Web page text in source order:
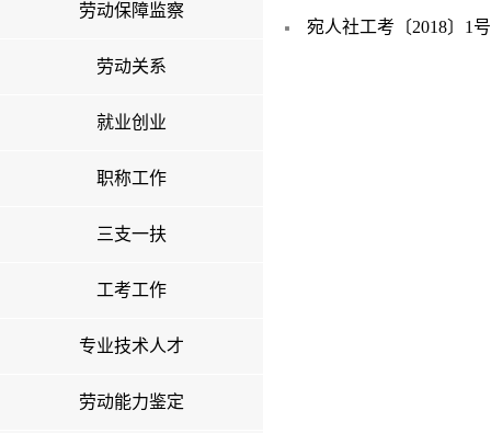
劳动保障监察
劳动关系
就业创业
职称工作
三支一扶
工考工作
专业技术人才
劳动能力鉴定
宛人社工考〔2018〕1